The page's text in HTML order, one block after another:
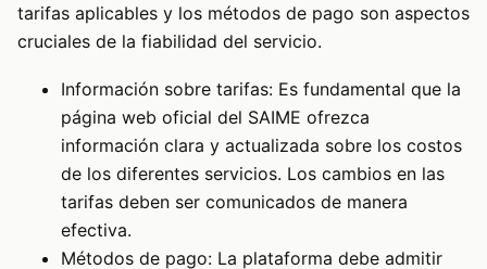
tarifas aplicables y los métodos de pago son aspectos
cruciales de la fiabilidad del servicio.
Información sobre tarifas: Es fundamental que la
página web oficial del SAIME ofrezca
información clara y actualizada sobre los costos
de los diferentes servicios. Los cambios en las
tarifas deben ser comunicados de manera
efectiva.
Métodos de pago: La plataforma debe admitir